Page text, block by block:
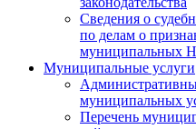
Сведения о
по делам о
муниципальных
Муниципальные услуги
муниципальных
Перечень